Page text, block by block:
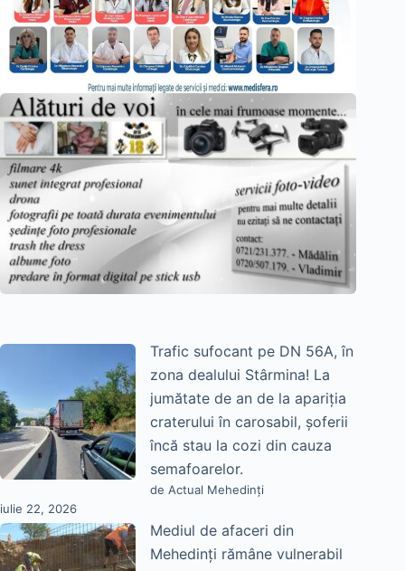
Trafic sufocant pe DN 56A, în
zona dealului Stârmina! La
jumătate de an de la apariția
craterului în carosabil, șoferii
încă stau la cozi din cauza
semafoarelor.
de Actual Mehedinți
iulie 22, 2026
Mediul de afaceri din
Mehedinți rămâne vulnerabil